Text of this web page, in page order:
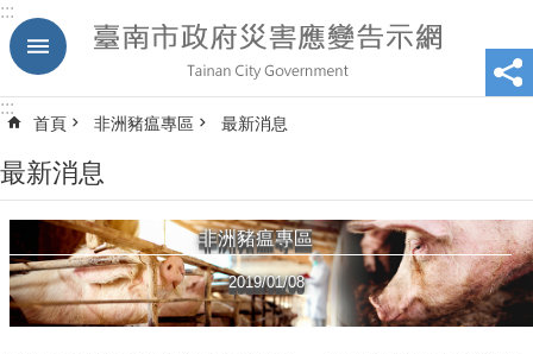
跳到主要內容區塊
:::
:::
首頁 非洲豬瘟專區 最新消息
最新消息
非洲豬瘟專區
2019/01/08